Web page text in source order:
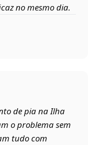
no mesmo dia.
de pia na Ilha
o problema sem
tudo com